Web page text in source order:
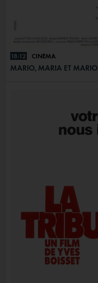
18:12 CINÉMA
MARIO, MARIA ET MARIO